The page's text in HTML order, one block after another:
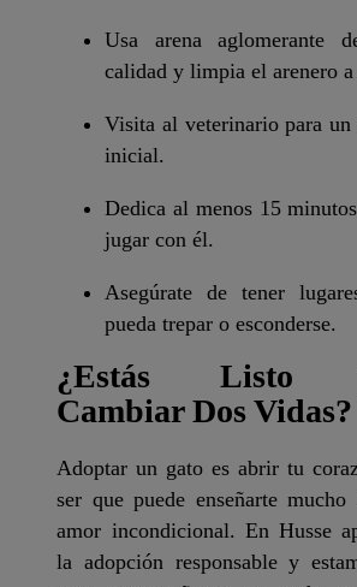
Usa arena aglomerante
calidad y limpia el arenero
Visita al veterinario para un
inicial.
Dedica al menos 15
jugar con él.
Asegúrate de tener
pueda trepar o esconderse.
¿Estás Listo
Cambiar Dos Vidas?
Adoptar un gato es abrir tu
ser que puede enseñarte mucho
amor incondicional. En Husse
la adopción responsable y